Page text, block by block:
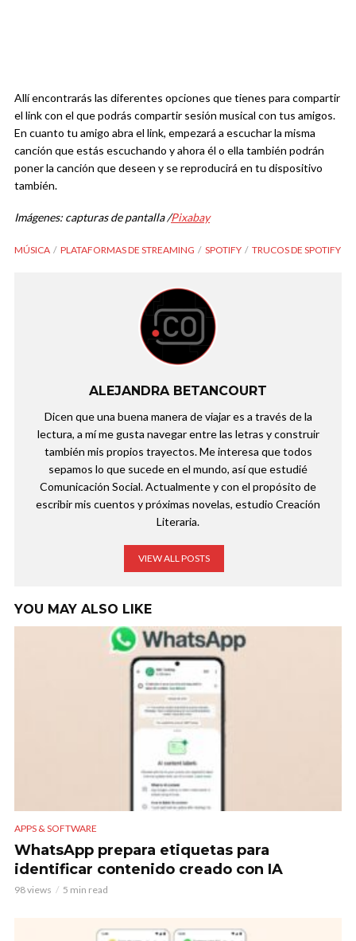
Allí encontrarás las diferentes opciones que tienes para compartir
el link con el que podrás compartir sesión musical con tus amigos.
En cuanto tu amigo abra el link, empezará a escuchar la misma
canción que estás escuchando y ahora él o ella también podrán
poner la canción que deseen y se reproducirá en tu dispositivo
también.
Imágenes: capturas de pantalla /Pixabay
MÚSICA PLATAFORMAS DE STREAMING SPOTIFY TRUCOS DE SPOTIFY
ALEJANDRA BETANCOURT
Dicen que una buena manera de viajar es a través de la
lectura, a mí me gusta navegar entre las letras y construir
también mis propios trayectos. Me interesa que todos
sepamos lo que sucede en el mundo, así que estudié
Comunicación Social. Actualmente y con el propósito de
escribir mis cuentos y próximas novelas, estudio Creación
Literaria.
VIEW ALL POSTS
YOU MAY ALSO LIKE
APPS & SOFTWARE
WhatsApp prepara etiquetas para
identificar contenido creado con IA
98 views 5 min read